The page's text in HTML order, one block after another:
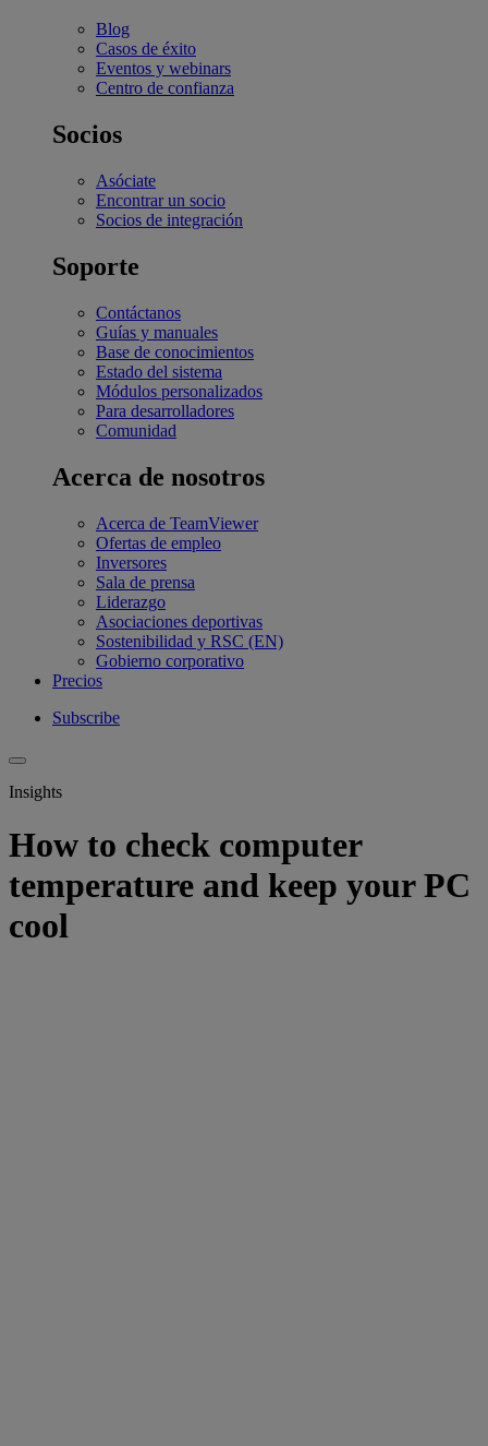
Blog
Casos de éxito
Eventos y webinars
Centro de confianza
Socios
Asóciate
Encontrar un socio
Socios de integración
Soporte
Contáctanos
Guías y manuales
Base de conocimientos
Estado del sistema
Módulos personalizados
Para desarrolladores
Comunidad
Acerca de nosotros
Acerca de TeamViewer
Ofertas de empleo
Inversores
Sala de prensa
Liderazgo
Asociaciones deportivas
Sostenibilidad y RSC (EN)
Gobierno corporativo
Precios
Subscribe
Insights
How to check computer
temperature and keep your PC
cool